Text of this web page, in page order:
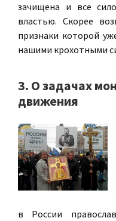
зачищена и все
властью. Скорее
признаки которой
нашими крохотными
3. О задачах
движения
в России